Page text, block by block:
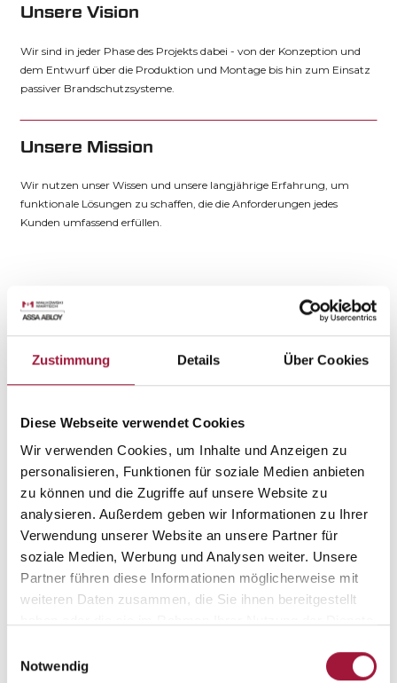
Zustimmung Details Über Cookies
Diese Webseite verwendet Cookies
Wir verwenden Cookies, um Inhalte und Anzeigen zu
personalisieren, Funktionen für soziale Medien anbieten
zu können und die Zugriffe auf unsere Website zu
analysieren. Außerdem geben wir Informationen zu Ihrer
Verwendung unserer Website an unsere Partner für
soziale Medien, Werbung und Analysen weiter. Unsere
Partner führen diese Informationen möglicherweise mit
weiteren Daten zusammen, die Sie ihnen bereitgestellt
Notwendig
Unsere Vision
Wir sind in jeder Phase des Projekts dabei - von der Konzeption und
dem Entwurf über die Produktion und Montage bis hin zum Einsatz
passiver Brandschutzsysteme.
Unsere Mission
Wir nutzen unser Wissen und unsere langjährige Erfahrung, um
funktionale Lösungen zu schaffen, die die Anforderungen jedes
Kunden umfassend erfüllen.
Qualitätsmanagement
In der Firma „MAŁKOWSKI-MARTECH“
S.A. wurde ein
QUALITÄTSMANAGEMENTSYSTEM
gemäß der Norm PN-EN ISO
9001:2015
„Qualitätsmanagementsysteme.
Anforderungen“ eingeführt.
Das Zertifikat des Qualitätsmanagementsystems Nr. ITB-007/J
9001:2015 ausgestellt und ist bis zum 12.04.2025 gültig. Ein integraler
Bestandteil des QUALITÄTSMANAGEMENTSYSTEMS ist die